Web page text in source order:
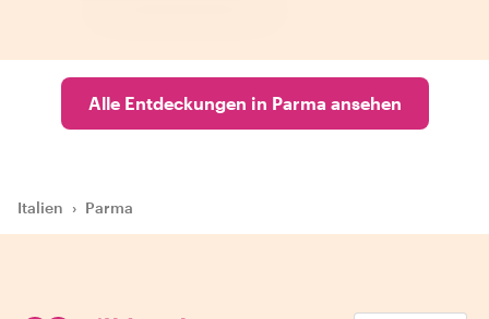
Alle Entdeckungen in Parma ansehen
Italien › Parma